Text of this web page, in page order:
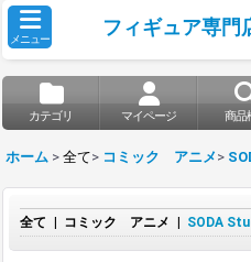
メニュー
フィギュア専門
カテゴリ マイページ 商品
ホーム > 全て> コミック アニメ >
全て コミック アニメ SODA